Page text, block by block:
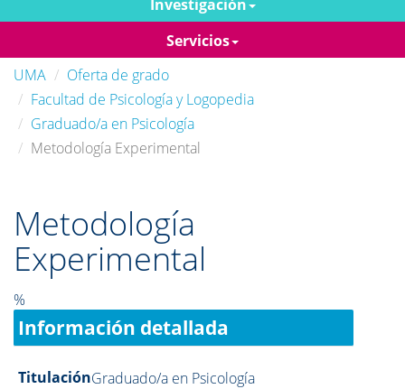
Investigación
Servicios
UMA
Oferta de grado
Facultad de Psicología y Logopedia
Graduado/a en Psicología
Metodología Experimental
Metodología
Experimental
%
Información detallada
TitulaciónGraduado/a en Psicología